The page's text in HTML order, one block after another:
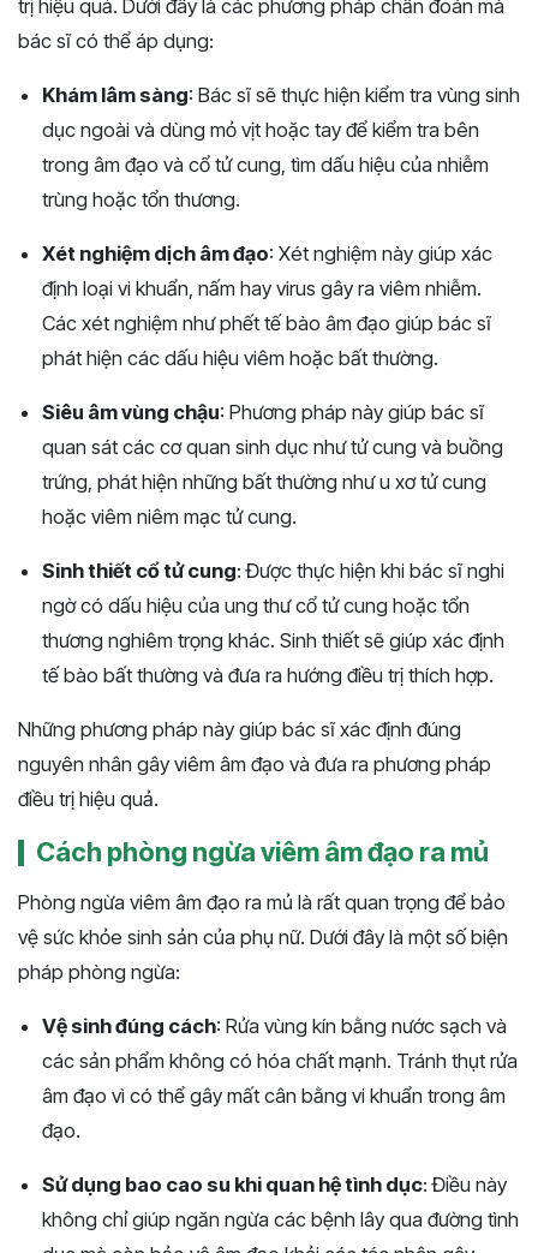
trị hiệu quả. Dưới đây là các phương pháp chẩn đoán mà
bác sĩ có thể áp dụng:
Khám lâm sàng: Bác sĩ sẽ thực hiện kiểm tra vùng sinh
dục ngoài và dùng mỏ vịt hoặc tay để kiểm tra bên
trong âm đạo và cổ tử cung, tìm dấu hiệu của nhiễm
trùng hoặc tổn thương​.
Xét nghiệm dịch âm đạo: Xét nghiệm này giúp xác
định loại vi khuẩn, nấm hay virus gây ra viêm nhiễm.
Các xét nghiệm như phết tế bào âm đạo giúp bác sĩ
phát hiện các dấu hiệu viêm hoặc bất thường​.
Siêu âm vùng chậu: Phương pháp này giúp bác sĩ
quan sát các cơ quan sinh dục như tử cung và buồng
trứng, phát hiện những bất thường như u xơ tử cung
hoặc viêm niêm mạc tử cung​.
Sinh thiết cổ tử cung: Được thực hiện khi bác sĩ nghi
ngờ có dấu hiệu của ung thư cổ tử cung hoặc tổn
thương nghiêm trọng khác. Sinh thiết sẽ giúp xác định
tế bào bất thường và đưa ra hướng điều trị thích hợp​​.
Những phương pháp này giúp bác sĩ xác định đúng
nguyên nhân gây viêm âm đạo và đưa ra phương pháp
điều trị hiệu quả.
Cách phòng ngừa viêm âm đạo ra mủ
Phòng ngừa viêm âm đạo ra mủ là rất quan trọng để bảo
vệ sức khỏe sinh sản của phụ nữ. Dưới đây là một số biện
pháp phòng ngừa:
Vệ sinh đúng cách: Rửa vùng kín bằng nước sạch và
các sản phẩm không có hóa chất mạnh. Tránh thụt rửa
âm đạo vì có thể gây mất cân bằng vi khuẩn trong âm
đạo​.
Sử dụng bao cao su khi quan hệ tình dục: Điều này
không chỉ giúp ngăn ngừa các bệnh lây qua đường tình